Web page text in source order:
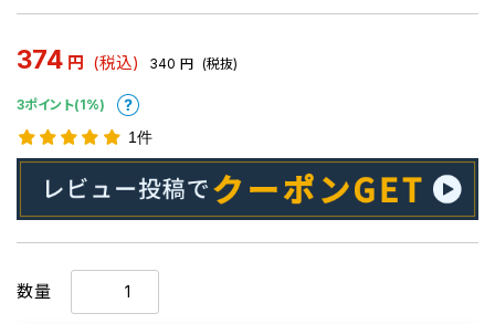
374 円 (税込) 340 円 (税抜)
3ポイント(1%)
1件
数量